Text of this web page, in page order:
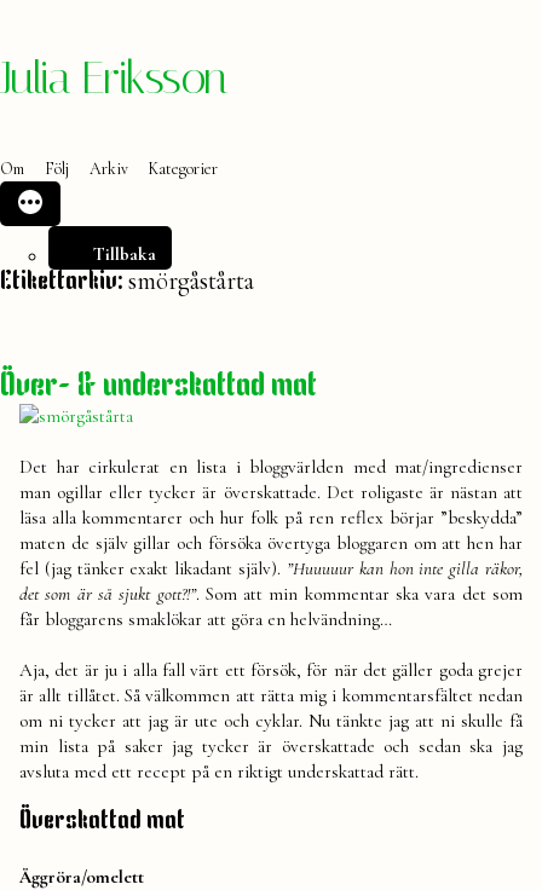
Hoppa
Julia Eriksson
Om Följ Arkiv Kategorier
Tillbaka
Etikettarkiv: smörgåstårta
Över- & underskattad mat
Det har cirkulerat en lista i bloggvärlden med mat/ingredienser
man ogillar eller tycker är överskattade. Det roligaste är nästan att
läsa alla kommentarer och hur folk på ren reflex börjar ”beskydda”
maten de själv gillar och försöka övertyga bloggaren om att hen har
fel (jag tänker exakt likadant själv). ”Huuuuur kan hon inte gilla räkor,
det som är så sjukt gott?!”. Som att min kommentar ska vara det som
får bloggarens smaklökar att göra en helvändning…
Aja, det är ju i alla fall värt ett försök, för när det gäller goda grejer
är allt tillåtet. Så välkommen att rätta mig i kommentarsfältet nedan
om ni tycker att jag är ute och cyklar. Nu tänkte jag att ni skulle få
min lista på saker jag tycker är överskattade och sedan ska jag
avsluta med ett recept på en riktigt underskattad rätt.
Överskattad mat
Äggröra/omelett